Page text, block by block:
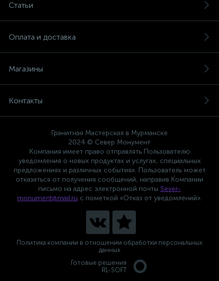
Статьи
Оплата и доставка
Магазины
Контакты
Гранитная Мастерская в Мурманске
2024 © Север Монумент
Компания имеет право отправлять Пользователю
уведомления о новых продуктах и услугах, специальных
предложениях и различных событиях. Пользователь может
отказаться от получения сообщений, направив Компании
письмо на адрес электронной почты Sever-
monument@mail.ru с пометкой «Отказ от уведомлений».
Политика компании в отношении обработки персональных
данных
Готовые решения
RL-SOFT